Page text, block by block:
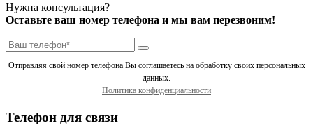
Нужна консультация?
Оставьте ваш номер телефона и мы вам перезвоним!
Отправляя свой номер телефона Вы соглашаетесь на обработку своих персональных
данных.
Политика конфиденциальности
Телефон для связи